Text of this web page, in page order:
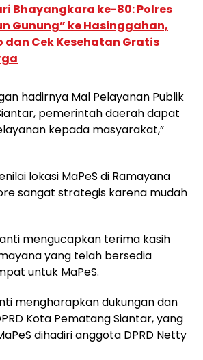
Bhayangkara ke-80: Polres
Gunung” ke Hasinggahan,
dan Cek Kesehatan Gratis
hadirnya Mal Pelayanan Publik
pemerintah daerah dapat
kepada masyarakat,”
lokasi MaPeS di Ramayana
sangat strategis karena mudah
mengucapkan terima kasih
yang telah bersedia
untuk MaPeS.
mengharapkan dukungan dan
Kota Pematang Siantar, yang
dihadiri anggota DPRD Netty